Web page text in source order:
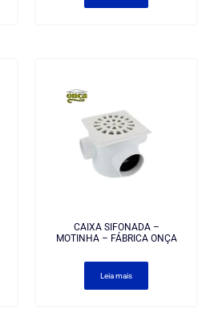
CAIXA SIFONADA –
MOTINHA – FÁBRICA ONÇA
Leia mais